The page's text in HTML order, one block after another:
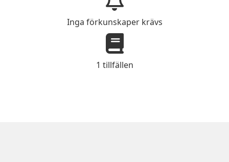
Inga förkunskaper krävs
1 tillfällen